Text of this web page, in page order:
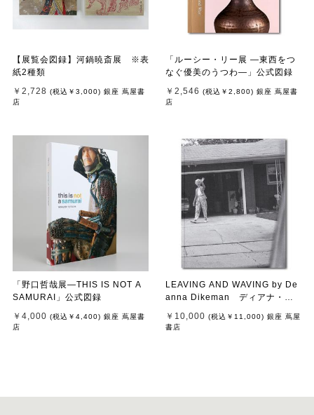
【展覧会図録】河鍋暁斎展 ※表
紙2種類
￥2,728 (税込 ￥3,000) 銀座 蔦屋書
店
「ルーシー・リー展 ―東西をつ
なぐ優美のうつわ―」公式図録
￥2,546 (税込 ￥2,800) 銀座 蔦屋書
店
「野口哲哉展―THIS IS NOT A
SAMURAI」公式図録
￥4,000 (税込 ￥4,400) 銀座 蔦屋書
店
LEAVING AND WAVING by De
anna Dikeman ディアナ・ダ
￥10,000 (税込 ￥11,000) 銀座 蔦屋
書店